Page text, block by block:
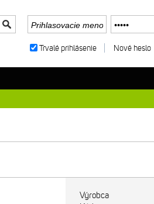
Výrobca
Trvalé prihlásenie Nové heslo